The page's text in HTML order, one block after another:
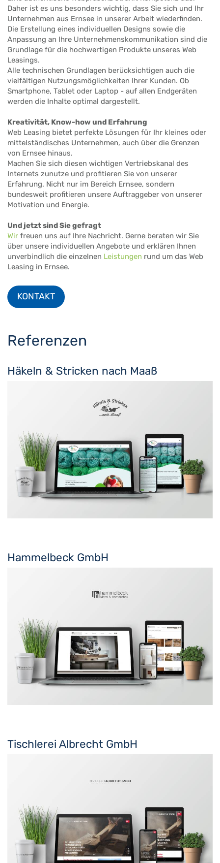
Daher ist es uns besonders wichtig, dass Sie sich und Ihr
Unternehmen aus Ernsee in unserer Arbeit wiederfinden.
Die Erstellung eines individuellen Designs sowie die
Anpassung an Ihre Unternehmenskommunikation sind die
Grundlage für die hochwertigen Produkte unseres Web
Leasings.
Alle technischen Grundlagen berücksichtigen auch die
vielfältigen Nutzungsmöglichkeiten Ihrer Kunden. Ob
Smartphone, Tablet oder Laptop - auf allen Endgeräten
werden die Inhalte optimal dargestellt.
Kreativität, Know-how und Erfahrung
Web Leasing bietet perfekte Lösungen für Ihr kleines oder
mittelständisches Unternehmen, auch über die Grenzen
von Ernsee hinaus.
Machen Sie sich diesen wichtigen Vertriebskanal des
Internets zunutze und profitieren Sie von unserer
Erfahrung. Nicht nur im Bereich Ernsee, sondern
bundesweit profitieren unsere Auftraggeber von unserer
Motivation und Energie.
Und jetzt sind Sie gefragt
Wir freuen uns auf Ihre Nachricht. Gerne beraten wir Sie
über unsere individuellen Angebote und erklären Ihnen
unverbindlich die einzelnen Leistungen rund um das Web
Leasing in Ernsee.
KONTAKT
Referenzen
Häkeln & Stricken nach Maaß
Hammelbeck GmbH
Tischlerei Albrecht GmbH